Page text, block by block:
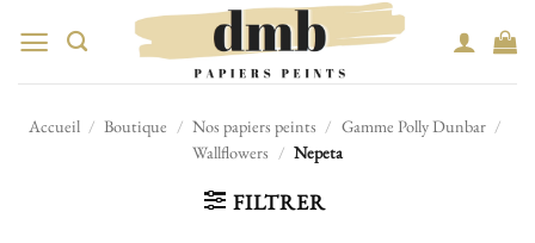
contenu
Accueil / Boutique / Nos papiers peints / Gamme Polly Dunbar /
Wallflowers / Nepeta
FILTRER